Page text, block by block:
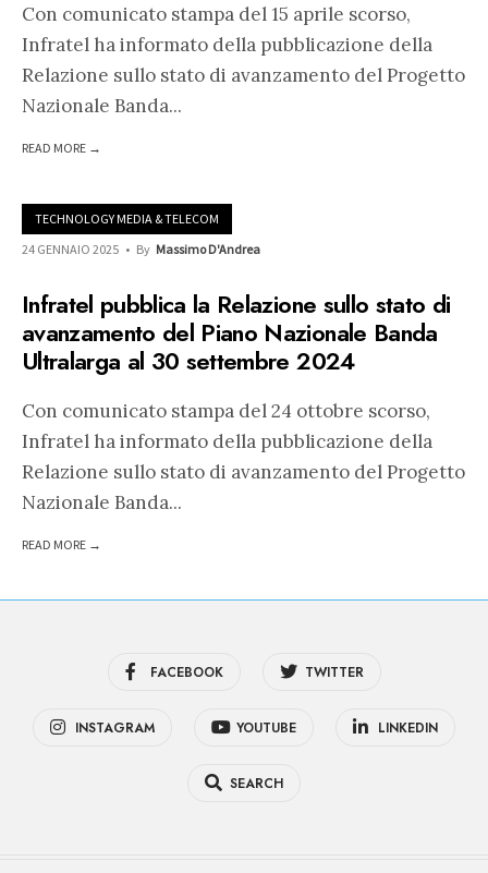
Con comunicato stampa del 15 aprile scorso,
Infratel ha informato della pubblicazione della
Relazione sullo stato di avanzamento del Progetto
Nazionale Banda...
READ MORE →
TECHNOLOGY MEDIA & TELECOM
24 GENNAIO 2025 • By Massimo D'Andrea
Infratel pubblica la Relazione sullo stato di
avanzamento del Piano Nazionale Banda
Ultralarga al 30 settembre 2024
Con comunicato stampa del 24 ottobre scorso,
Infratel ha informato della pubblicazione della
Relazione sullo stato di avanzamento del Progetto
Nazionale Banda...
READ MORE →
FACEBOOK TWITTER
INSTAGRAM YOUTUBE LINKEDIN
SEARCH